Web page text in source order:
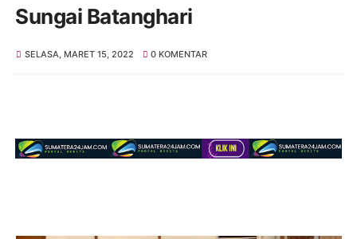
Sungai Batanghari
SELASA, MARET 15, 2022 0 KOMENTAR